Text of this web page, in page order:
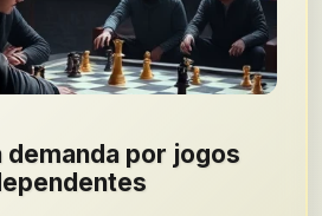
demanda por jogos